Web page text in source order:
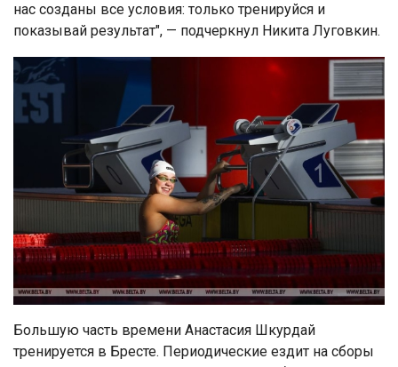
нас созданы все условия: только тренируйся и
показывай результат", — подчеркнул Никита Луговкин.
Большую часть времени Анастасия Шкурдай
тренируется в Бресте. Периодические ездит на сборы